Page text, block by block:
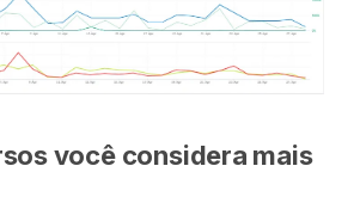
você considera mais